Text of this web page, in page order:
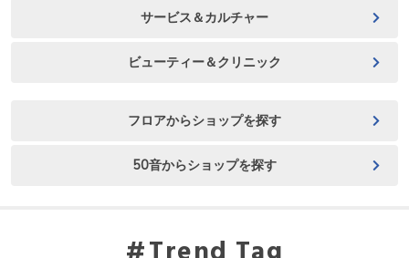
サービス＆カルチャー
ビューティー＆クリニック
フロアからショップを探す
50音からショップを探す